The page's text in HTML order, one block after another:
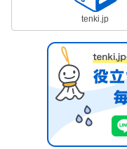
tenki.jp